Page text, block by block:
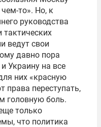
то». Но, к
руководства
тактических
ведут свои
давно пора
Украину на все
них «красную
права переступать,
головную боль.
только
что политика